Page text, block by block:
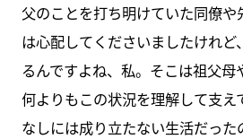
父のことを打ち明けていた同僚
は心配してくださいましたけれど
るんですよね、私。そこは祖父母
何よりもこの状況を理解して支え
なしには成り立たない生活だった